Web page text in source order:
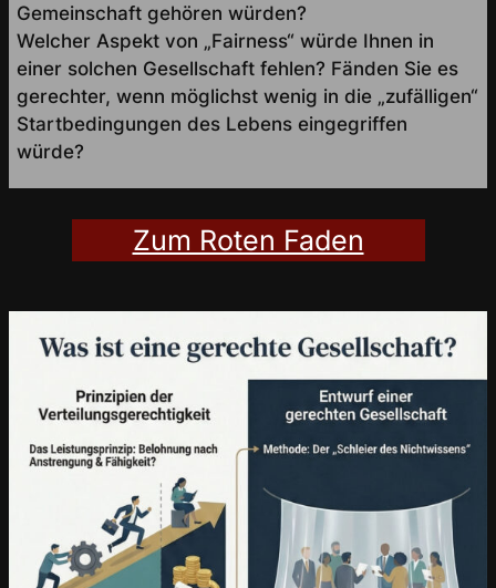
Gemeinschaft gehören würden?
Welcher Aspekt von „Fairness“ würde Ihnen in
einer solchen Gesellschaft fehlen? Fänden Sie es
gerechter, wenn möglichst wenig in die „zufälligen“
Startbedingungen des Lebens eingegriffen
würde?
Zum Roten Faden